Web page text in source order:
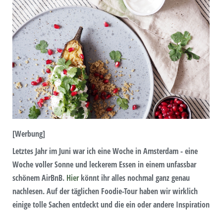
[Werbung]
Letztes Jahr im Juni war ich eine Woche in Amsterdam - eine
Woche voller Sonne und leckerem Essen in einem unfassbar
schönem AirBnB. Hierkönnt ihr alles nochmal ganz genau
nachlesen. Auf der täglichen Foodie-Tour haben wir wirklich
einige tolle Sachen entdeckt und die ein oder andere Inspiration